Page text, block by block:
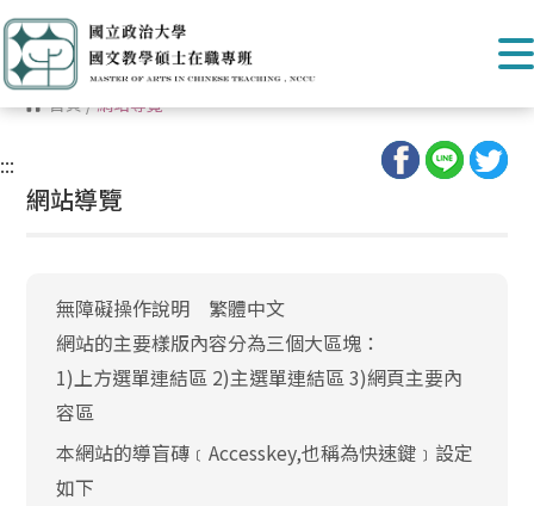
首頁/網站導覽
:::
網站導覽
無障礙操作說明 繁體中文
網站的主要樣版內容分為三個大區塊：
1)上方選單連結區 2)主選單連結區 3)網頁主要內
容區
本網站的導盲磚﹝Accesskey,也稱為快速鍵﹞設定
如下